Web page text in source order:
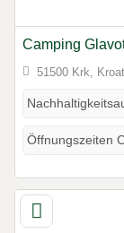
Camping
51500 Krk,
Öffnungszeiten